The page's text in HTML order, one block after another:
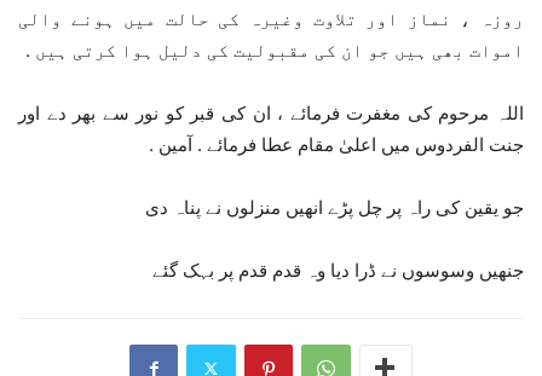
روزہ ، نماز اور تلاوت وغیرہ کی حالت میں ہونے والی
اموات بھی ہیں جو ان کی مقبولیت کی دلیل ہوا کرتی ہیں .
اللہ مرحوم کی مغفرت فرمائے ، ان کی قبر کو نور سے بھر دے اور
جنت الفردوس میں اعلیٰ مقام عطا فرمائے . آمین .
جو یقین کی راہ پر چل پڑے انھیں منزلوں نے پناہ دی
جنھیں وسوسوں نے ڈرا دیا وہ قدم قدم پر بہک گئے